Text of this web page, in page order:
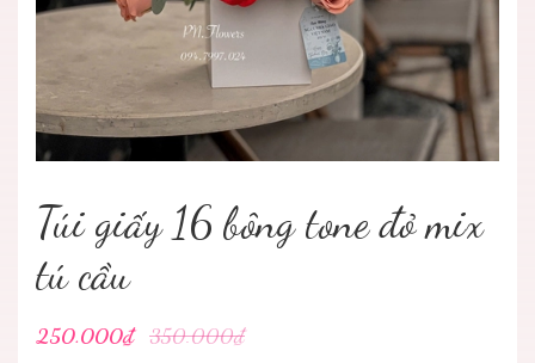
Túi giấy 16 bông tone đỏ mix
tú cầu
250.000₫ 350.000₫